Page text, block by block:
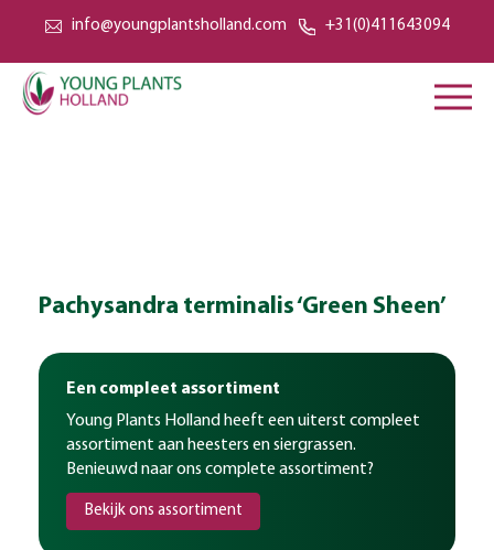
info@youngplantsholland.com +31(0)411643094
Pachysandra terminalis ‘Green Sheen’
Een compleet assortiment
Young Plants Holland heeft een uiterst compleet
assortiment aan heesters en siergrassen.
Benieuwd naar ons complete assortiment?
Bekijk ons assortiment